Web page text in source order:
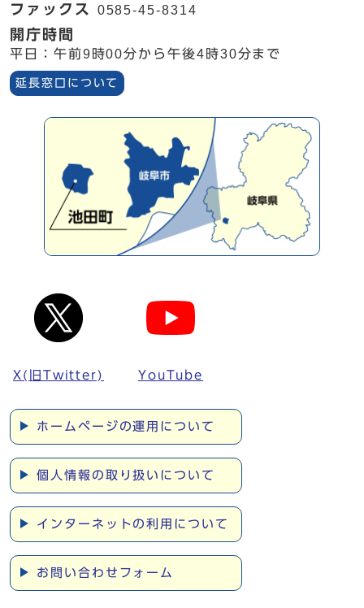
ファックス 0585-45-8314
開庁時間
平日：午前9時00分から午後4時30分まで
延長窓口について
X(旧Twitter) YouTube
ホームページの運用について
個人情報の取り扱いについて
インターネットの利用について
お問い合わせフォーム